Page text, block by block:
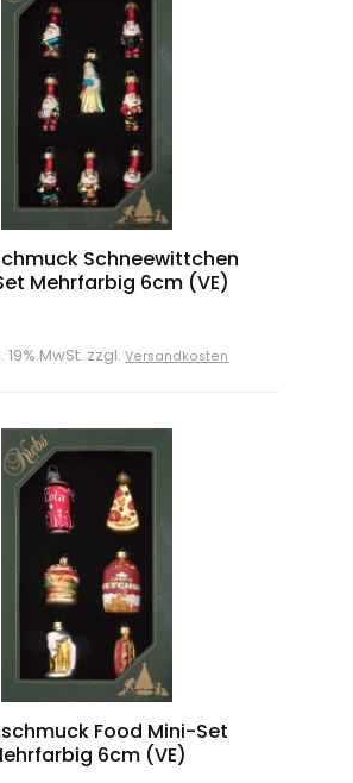
Schneewittchen
Mehrfarbig 6cm (VE)
19% MwSt. zzgl.Versandkosten
Food Mini-Set
6cm (VE)